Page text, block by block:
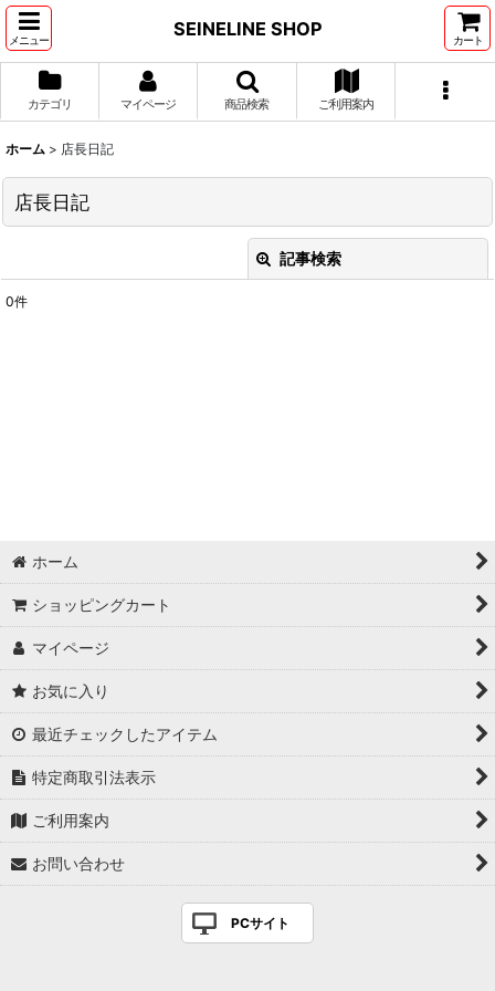
メニュー
SEINELINE SHOP
カート
カテゴリ マイページ 商品検索 ご利用案内
ホーム > 店長日記
店長日記
記事検索
0件
ホーム
ショッピングカート
マイページ
お気に入り
最近チェックしたアイテム
特定商取引法表示
ご利用案内
お問い合わせ
PCサイト